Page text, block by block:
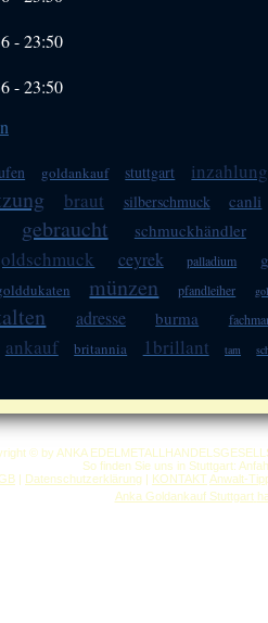
-23:50
-23:50
goldankauf stuttgart inzahlung
braut silberschmuck
canli
gebraucht schmuckhändler
ceyrek palladium
münzen pfandleiher
adresse burma
ankauf britannia 1brillant tam
© by ANKA
So finden Sie uns in Stuttgart:
| Datenschutzerklärung | KONTAKT Anwalt-
Anka Goldankauf Stuttgart